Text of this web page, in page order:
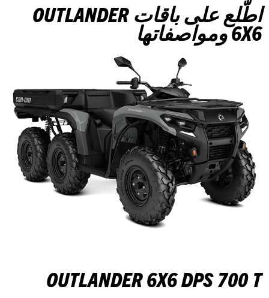
اطّلع على باقات OUTLANDER
6X6 ومواصفاتها
OUTLANDER 6X6 DPS 700 T